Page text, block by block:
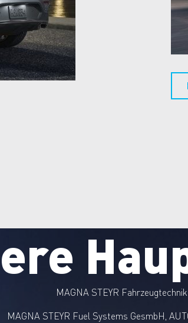
MAGNA STEYR
MAGNA STEYR Fuel Systems GesmbH,